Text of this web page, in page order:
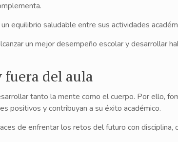
equilibrio saludable entre sus actividades
un mejor desempeño escolar y desarrollar
del aula
tanto la mente como el cuerpo. Por ello,
positivos y contribuyan a su éxito académico.
de enfrentar los retos del futuro con disciplina,